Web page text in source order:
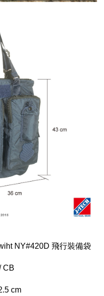
NY#420D 飛行裝備袋
CB
cm